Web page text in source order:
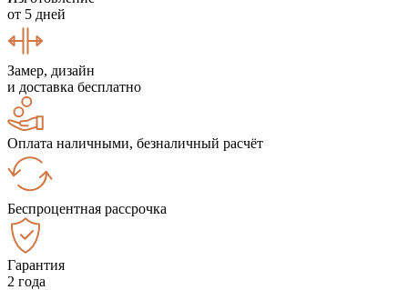
от 5 дней
Замер, дизайн
и доставка бесплатно
Оплата наличными, безналичный расчёт
Беспроцентная рассрочка
Гарантия
2 года